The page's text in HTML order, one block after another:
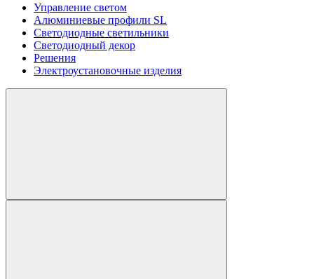
Управление светом
Алюминиевые профили SL
Светодиодные светильники
Светодиодный декор
Решения
Электроустановочные изделия